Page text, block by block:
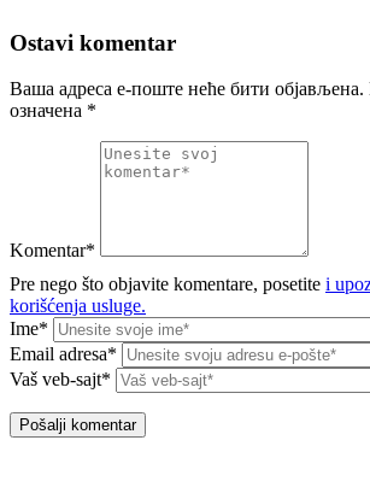
Ostavi komentar
Ваша адреса е-поште неће бити објављена.
означена *
Komentar*
Pre nego što objavite komentare, posetite i
korišćenja usluge.
Ime*
Email adresa*
Vaš veb-sajt*